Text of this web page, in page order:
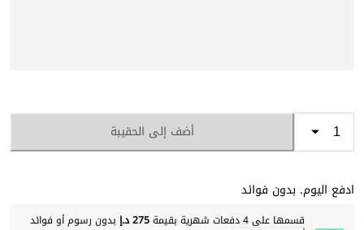
أضف إلى الحقيبة
ادفع اليوم. بدون فوائد
قسمها على 4 دفعات شهرية بقيمة 275 د.إ
بدون رسوم أو فوائد